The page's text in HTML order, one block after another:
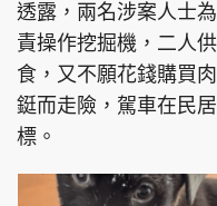
頭條搵工
聯絡我們
透露，兩名涉案人士
責操作挖掘機，二人
食，又不願花錢購買
鋌而走險，駕車在民
標。